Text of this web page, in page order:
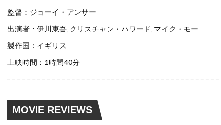
スチュアート・ベッサー
スチュワート・コープランド
スティーブン・ゴールドステイン
スティーブン・スピルバーグ
監督：ジョーイ・アンサー
出演者：伊川東吾, クリスチャン・ハワード, マイク・モー
製作国：イギリス
上映時間：1時間40分
MOVIE REVIEWS